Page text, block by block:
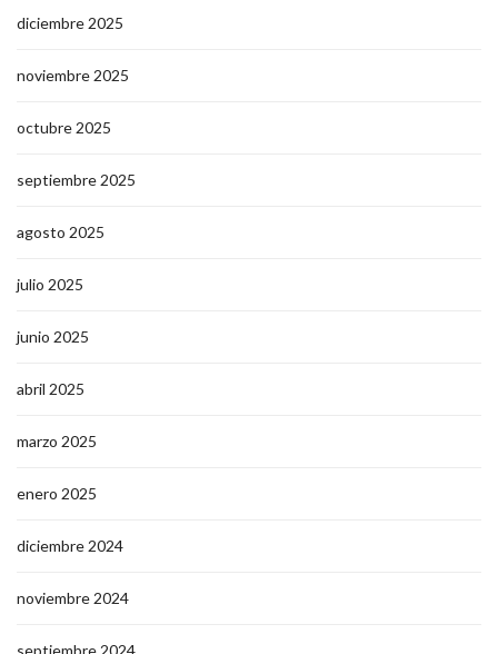
diciembre 2025
noviembre 2025
octubre 2025
septiembre 2025
agosto 2025
julio 2025
junio 2025
abril 2025
marzo 2025
enero 2025
diciembre 2024
noviembre 2024